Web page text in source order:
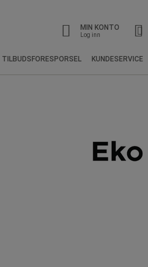
MIN KONTO
Log inn
TILBUDSFORESPORSEL KUNDESERVICE